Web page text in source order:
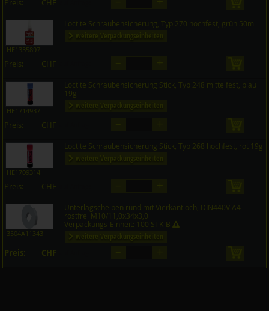
Preis: CHF
HE1335897
Loctite Schraubensicherung, Typ 270 hochfest, grün 50ml
weitere Verpackungseinheiten
Preis: CHF
HE1714937
Loctite Schraubensicherung Stick, Typ 248 mittelfest, blau
19g
weitere Verpackungseinheiten
Preis: CHF
HE1709314
Loctite Schraubensicherung Stick, Typ 268 hochfest, rot 19g
weitere Verpackungseinheiten
Preis: CHF
3504A11343
Unterlagscheiben rund mit Vierkantloch, DIN440V A4
rostfrei M10/11,0x34x3,0
Verpackungs-Einheit: 100 STK-B
weitere Verpackungseinheiten
Preis: CHF